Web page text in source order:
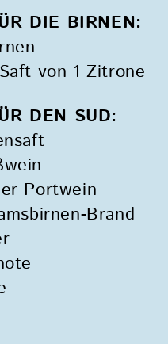
DIE BIRNEN:
von 1 Zitrone
DEN SUD:
Portwein
Brand